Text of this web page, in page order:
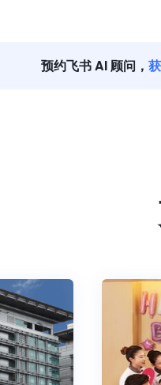
预约飞书 AI 顾问，